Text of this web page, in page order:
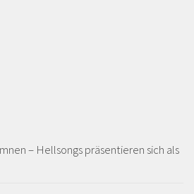
– Hellsongs präsentieren sich als